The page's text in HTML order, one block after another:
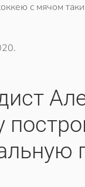
с мячом
.